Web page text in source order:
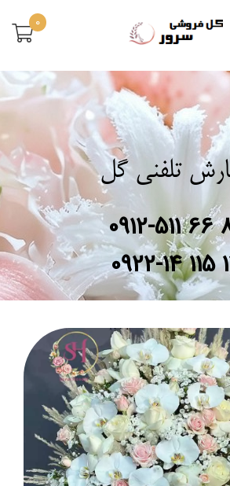
0
تلفنی گل
0912-511 66
0922-14 115